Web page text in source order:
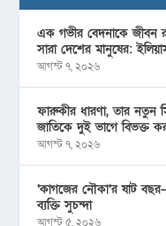
এক গভীর বেদনাকে জীবন
সারা দেশের মানুষের:
আগস্ট ৭, ২০২৬
ফারুকীর ধারণা, তার নতুন
জাতিকে দুই ভাগে বিভক্ত
আগস্ট ৭, ২০২৬
‘কাগজের নৌকা’র ষাট
ব্যক্তি সুচন্দা
আগস্ট ৫, ২০২৬